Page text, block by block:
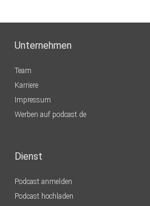
Unternehmen
Team
Karriere
Impressum
Werben auf podcast.de
Dienst
Podcast anmelden
Podcast hochladen